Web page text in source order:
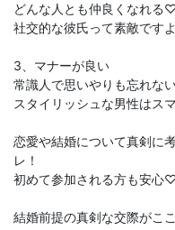
どんな人とも仲良くなれる
社交的な彼氏って素敵です
3、マナーが良い
常識人で思いやりも忘れな
スタイリッシュな男性はス
恋愛や結婚について真剣に
レ！
初めて参加される方も安心
結婚前提の真剣な交際がこ